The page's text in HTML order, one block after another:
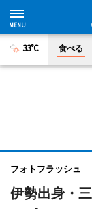
33°C 食べる
フォトフラッシュ
伊勢出身・